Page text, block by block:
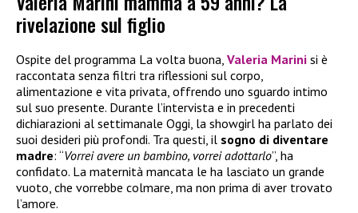
rivelazione sul figlio
Ospite del programma La volta buona, Valeria Marini si è
raccontata senza filtri tra riflessioni sul corpo,
alimentazione e vita privata, offrendo uno sguardo intimo
sul suo presente. Durante l’intervista e in precedenti
dichiarazioni al settimanale Oggi, la showgirl ha parlato dei
suoi desideri più profondi. Tra questi, il sogno di diventare
madre: “Vorrei avere un bambino, vorrei adottarlo”, ha
confidato. La maternità mancata le ha lasciato un grande
vuoto, che vorrebbe colmare, ma non prima di aver trovato
l’amore.